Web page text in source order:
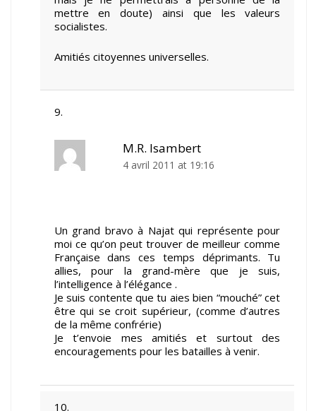
mettre en doute) ainsi que les valeurs
socialistes.
Amitiés citoyennes universelles.
M.R. Isambert
4 avril 2011 at 19:16
Un grand bravo à Najat qui représente pour
moi ce qu’on peut trouver de meilleur comme
Française dans ces temps déprimants. Tu
allies, pour la grand-mère que je suis,
l’intelligence à l’élégance .
Je suis contente que tu aies bien “mouché” cet
être qui se croit supérieur, (comme d’autres
de la même confrérie)
Je t’envoie mes amitiés et surtout des
encouragements pour les batailles à venir.